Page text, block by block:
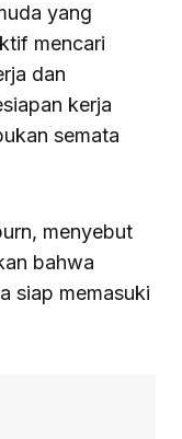
yang
mencari
dan
kerja
semata
menyebut
bahwa
siap memasuki